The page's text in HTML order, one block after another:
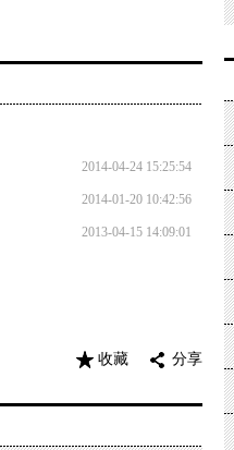
2014-04-24 15:25:54
2014-01-20 10:42:56
2013-04-15 14:09:01
分享
收藏